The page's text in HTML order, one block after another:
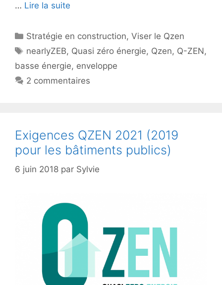
… Lire la suite
Catégories
Stratégie en construction,Viser le Qzen
Étiquettes
nearlyZEB, Quasi zéro énergie, Qzen, Q-ZEN,
basse énergie, enveloppe
2 commentaires
Exigences QZEN 2021 (2019
pour les bâtiments publics)
6 juin 2018 par Sylvie